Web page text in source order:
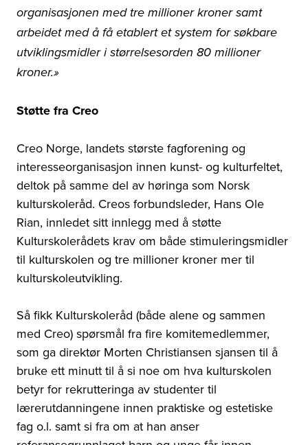
organisasjonen med tre millioner kroner samt
arbeidet med å få etablert et system for søkbare
utviklingsmidler i størrelsesorden 80 millioner
kroner.»
Støtte fra Creo
Creo Norge, landets største fagforening og
interesseorganisasjon innen kunst- og kulturfeltet,
deltok på samme del av høringa som Norsk
kulturskoleråd. Creos forbundsleder, Hans Ole
Rian, innledet sitt innlegg med å støtte
Kulturskolerådets krav om både stimuleringsmidler
til kulturskolen og tre millioner kroner mer til
kulturskoleutvikling.
Så fikk Kulturskoleråd (både alene og sammen
med Creo) spørsmål fra fire komitemedlemmer,
som ga direktør Morten Christiansen sjansen til å
bruke ett minutt til å si noe om hva kulturskolen
betyr for rekrutteringa av studenter til
lærerutdanningene innen praktiske og estetiske
fag o.l. samt si fra om at han anser